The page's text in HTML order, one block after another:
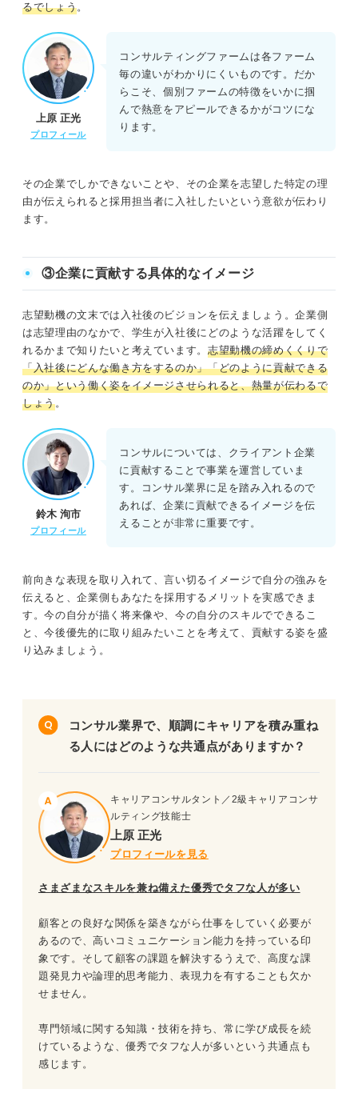
るでしょう。
上原 正光
プロフィール
コンサルティングファームは各ファーム
毎の違いがわかりにくいものです。だか
らこそ、個別ファームの特徴をいかに掴
んで熱意をアピールできるかがコツにな
ります。
その企業でしかできないことや、その企業を志望した特定の理
由が伝えられると採用担当者に入社したいという意欲が伝わり
ます。
③企業に貢献する具体的なイメージ
志望動機の文末では入社後のビジョンを伝えましょう。企業側
は志望理由のなかで、学生が入社後にどのような活躍をしてく
れるかまで知りたいと考えています。志望動機の締めくくりで
「入社後にどんな働き方をするのか」「どのように貢献できる
のか」という働く姿をイメージさせられると、熱量が伝わるで
しょう。
鈴木 洵市
プロフィール
コンサルについては、クライアント企業
に貢献することで事業を運営していま
す。コンサル業界に足を踏み入れるので
あれば、企業に貢献できるイメージを伝
えることが非常に重要です。
前向きな表現を取り入れて、言い切るイメージで自分の強みを
伝えると、企業側もあなたを採用するメリットを実感できま
す。今の自分が描く将来像や、今の自分のスキルでできるこ
と、今後優先的に取り組みたいことを考えて、貢献する姿を盛
り込みましょう。
コンサル業界で、順調にキャリアを積み重ね
る人にはどのような共通点がありますか？
キャリアコンサルタント／2級キャリアコンサ
ルティング技能士
上原 正光
プロフィールを見る
さまざまなスキルを兼ね備えた優秀でタフな人が多い
顧客との良好な関係を築きながら仕事をしていく必要が
あるので、高いコミュニケーション能力を持っている印
象です。そして顧客の課題を解決するうえで、高度な課
題発見力や論理的思考能力、表現力を有することも欠か
せません。
専門領域に関する知識・技術を持ち、常に学び成長を続
けているような、優秀でタフな人が多いという共通点も
感じます。